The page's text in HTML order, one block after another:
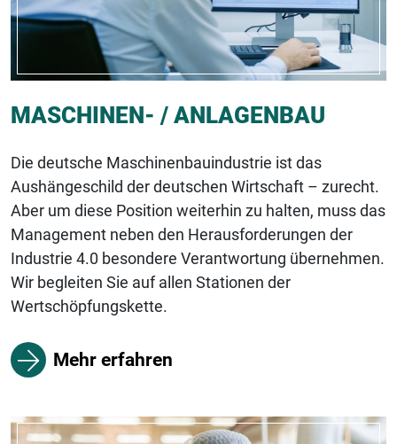
MASCHINEN- / ANLAGENBAU
Die deutsche Maschinenbauindustrie ist das
Aushängeschild der deutschen Wirtschaft – zurecht.
Aber um diese Position weiterhin zu halten, muss das
Management neben den Herausforderungen der
Industrie 4.0 besondere Verantwortung übernehmen.
Wir begleiten Sie auf allen Stationen der
Wertschöpfungskette.
Mehr erfahren